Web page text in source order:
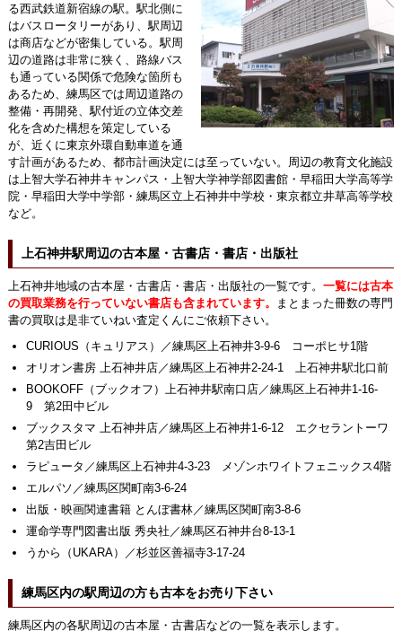
る西武鉄道新宿線の駅。駅北側に
はバスロータリーがあり、駅周辺
は商店などが密集している。駅周
辺の道路は非常に狭く、路線バス
も通っている関係で危険な箇所も
あるため、練馬区では周辺道路の
整備・再開発、駅付近の立体交差
化を含めた構想を策定している
が、近くに東京外環自動車道を通
す計画があるため、都市計画決定には至っていない。周辺の教育文化施設
は上智大学石神井キャンパス・上智大学神学部図書館・早稲田大学高等学
院・早稲田大学中学部・練馬区立上石神井中学校・東京都立井草高等学校
など。
上石神井駅周辺の古本屋・古書店・書店・出版社
上石神井地域の古本屋・古書店・書店・出版社の一覧です。 一覧には古本
の買取業務を行っていない書店も含まれています。
まとまった冊数の専門
書の買取は是非ていねい査定くんにご依頼下さい。
CURIOUS（キュリアス）／練馬区上石神井3-9-6 コーポヒサ1階
オリオン書房 上石神井店／練馬区上石神井2-24-1 上石神井駅北口前
BOOKOFF（ブックオフ）上石神井駅南口店／練馬区上石神井1-16-
9 第2田中ビル
ブックスタマ 上石神井店／練馬区上石神井1-6-12 エクセラントーワ
第2吉田ビル
ラピュータ／練馬区上石神井4-3-23 メゾンホワイトフェニックス4階
エルパソ／練馬区関町南3-6-24
出版・映画関連書籍 とんぼ書林／練馬区関町南3-8-6
運命学専門図書出版 秀央社／練馬区石神井台8-13-1
うから（UKARA）／杉並区善福寺3-17-24
練馬区内の駅周辺の方も古本をお売り下さい
練馬区内の各駅周辺の古本屋・古書店などの一覧を表示します。